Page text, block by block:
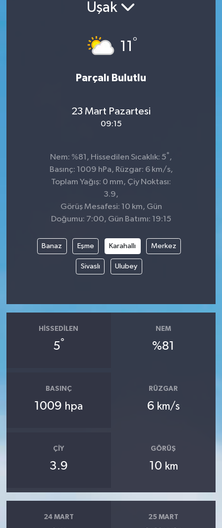
Uşak
11 °
Parçalı Bulutlu
23 Mart Pazartesi
09:15
Nem: %81, Hissedilen Sıcaklık: 5° ,
Basınç: 1009 hPa, Rüzgar: 6 km/s,
Toplam Yağış: 0 mm, Çiy Noktası:
3.9,
Görüş Mesafesi: 10 km, Gün
Doğumu: 7:00, Gün Batımı: 19:15
Banaz Eşme Karahallı Merkez
Sivaslı Ulubey
HISSEDILEN
5°
NEM
%81
BASINÇ
1009 hpa
RÜZGAR
6 km/s
ÇIY
3.9
GÖRÜŞ
10 km
24 MART 25 MART